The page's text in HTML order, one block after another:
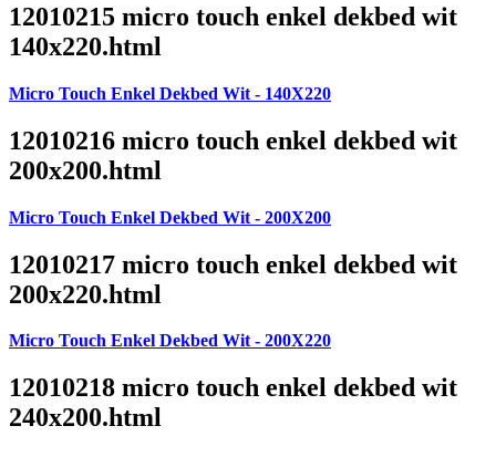
12010215 micro touch enkel dekbed wit
140x220.html
Micro Touch Enkel Dekbed Wit - 140X220
12010216 micro touch enkel dekbed wit
200x200.html
Micro Touch Enkel Dekbed Wit - 200X200
12010217 micro touch enkel dekbed wit
200x220.html
Micro Touch Enkel Dekbed Wit - 200X220
12010218 micro touch enkel dekbed wit
240x200.html